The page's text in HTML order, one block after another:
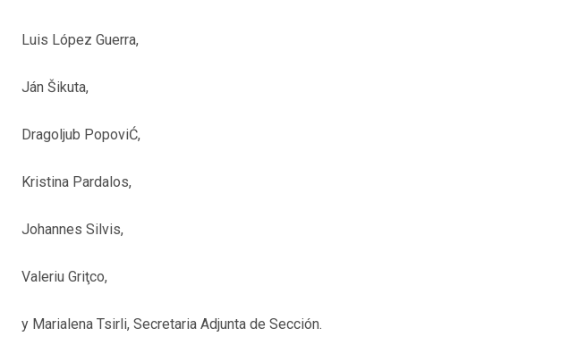
Luis López Guerra,
Ján Šikuta,
Dragoljub PopoviĆ,
Kristina Pardalos,
Johannes Silvis,
Valeriu Griţco,
y Marialena Tsirli, Secretaria Adjunta de Sección.